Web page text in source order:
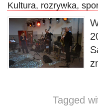
Kultura, rozrywka,
Tagged